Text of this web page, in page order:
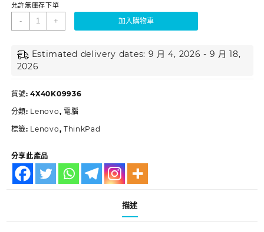
允許無庫存下單
- + 加入購物車
Estimated delivery dates: 9 月 4, 2026 - 9 月 18,
2026
貨號:4X40K09936
分類: Lenovo, 電腦
標籤: Lenovo, ThinkPad
分享此產品
描述